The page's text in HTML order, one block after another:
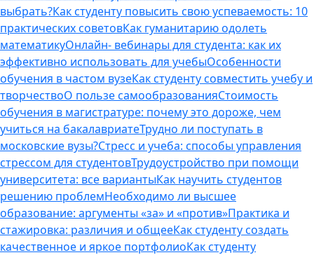
выбрать?Как студенту повысить свою успеваемость: 10
практических советовКак гуманитарию одолеть
математикуОнлайн- вебинары для студента: как их
эффективно использовать для учебыОсобенности
обучения в частом вузеКак студенту совместить учебу и
творчествоО пользе самообразованияСтоимость
обучения в магистратуре: почему это дороже, чем
учиться на бакалавриатеТрудно ли поступать в
московские вузы?Стресс и учеба: способы управления
стрессом для студентовТрудоустройство при помощи
университета: все вариантыКак научить студентов
решению проблемНеобходимо ли высшее
образование: аргументы «за» и «против»Практика и
стажировка: различия и общееКак студенту создать
качественное и яркое портфолиоКак студенту